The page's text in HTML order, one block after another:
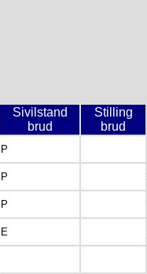
Sivilstand
brud
Stilling
brud
P
P
P
E